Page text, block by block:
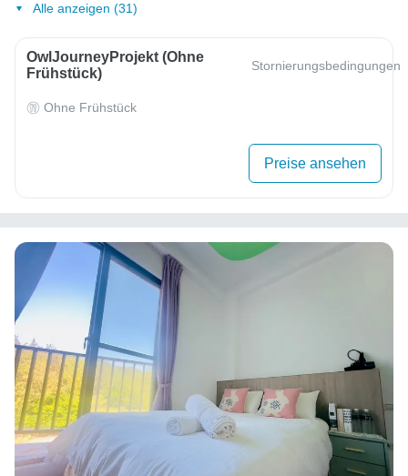
Alle anzeigen (31)
OwlJourneyProjekt (ohne
Frühstück)
Stornierungsbedingungen
Ohne Frühstück
Preise ansehen